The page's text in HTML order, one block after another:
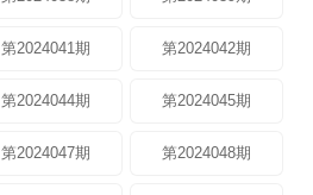
第2024041期 第2024042期
第2024044期 第2024045期
第2024047期 第2024048期